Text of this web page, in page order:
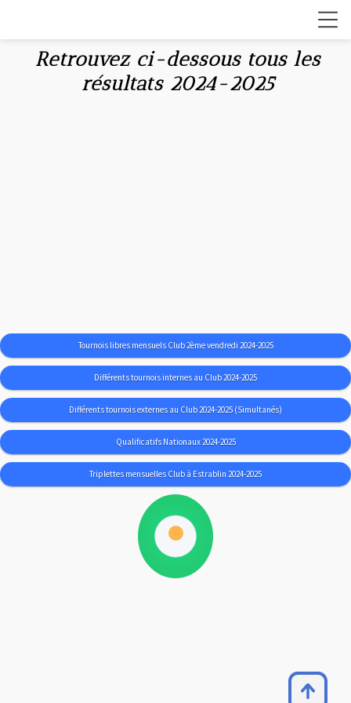
Retrouvez ci-dessous tous les
résultats 2024-2025
Tournois libres mensuels Club 2ème vendredi 2024-2025
Différents tournois internes au Club 2024-2025
Différents tournois externes au Club 2024-2025 (Simultanés)
Qualificatifs Nationaux 2024-2025
Triplettes mensuelles Club à Estrablin 2024-2025